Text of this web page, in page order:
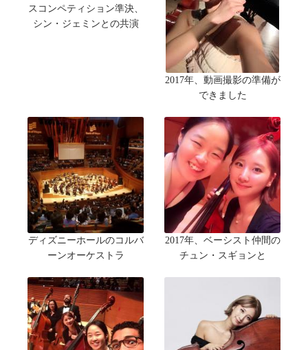
スコンペティション準決、
シン・ジェミンとの共演
2017年、動画撮影の準備が
できました
ディズニーホールのコルバ
ーンオーケストラ
2017年、ベーシスト仲間の
チュン・スギョンと